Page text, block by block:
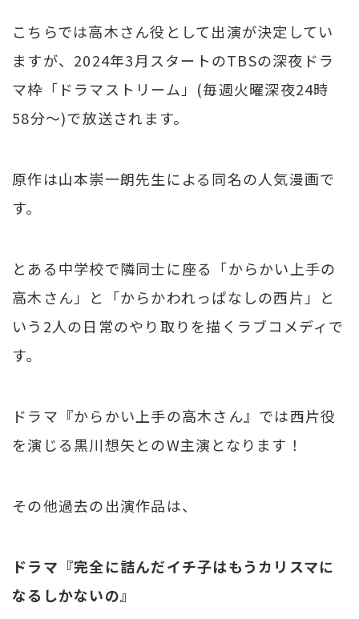
こちらでは高木さん役として出演が決定してい
ますが、2024年3月スタートのTBSの深夜ドラ
マ枠「ドラマストリーム」(毎週火曜深夜24時
58分～)で放送されます。
原作は山本崇一朗先生による同名の人気漫画で
す。
とある中学校で隣同士に座る「からかい上手の
高木さん」と「からかわれっぱなしの西片」と
いう2人の日常のやり取りを描くラブコメディで
す。
ドラマ『からかい上手の高木さん』では西片役
を演じる黒川想矢とのW主演となります！
その他過去の出演作品は、
ドラマ『完全に詰んだイチ子はもうカリスマに
なるしかないの』